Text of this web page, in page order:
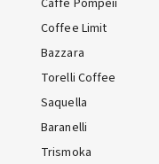
Caffe Pompeii
Coffee Limit
Bazzara
Torelli Coffee
Saquella
Baranelli
Trismoka